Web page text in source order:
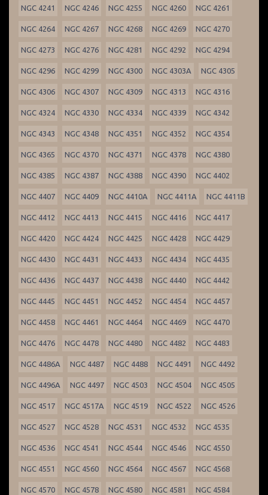
NGC 4241 NGC 4246 NGC 4255 NGC 4260 NGC 4261
NGC 4264 NGC 4267 NGC 4268 NGC 4269 NGC 4270
NGC 4273 NGC 4276 NGC 4281 NGC 4292 NGC 4294
NGC 4296 NGC 4299 NGC 4300 NGC 4303A NGC 4305
NGC 4306 NGC 4307 NGC 4309 NGC 4313 NGC 4316
NGC 4324 NGC 4330 NGC 4334 NGC 4339 NGC 4342
NGC 4343 NGC 4348 NGC 4351 NGC 4352 NGC 4354
NGC 4365 NGC 4370 NGC 4371 NGC 4378 NGC 4380
NGC 4385 NGC 4387 NGC 4388 NGC 4390 NGC 4402
NGC 4407 NGC 4409 NGC 4410A NGC 4411A NGC 4411B
NGC 4412 NGC 4413 NGC 4415 NGC 4416 NGC 4417
NGC 4420 NGC 4424 NGC 4425 NGC 4428 NGC 4429
NGC 4430 NGC 4431 NGC 4433 NGC 4434 NGC 4435
NGC 4436 NGC 4437 NGC 4438 NGC 4440 NGC 4442
NGC 4445 NGC 4451 NGC 4452 NGC 4454 NGC 4457
NGC 4458 NGC 4461 NGC 4464 NGC 4469 NGC 4470
NGC 4476 NGC 4478 NGC 4480 NGC 4482 NGC 4483
NGC 4486A NGC 4487 NGC 4488 NGC 4491 NGC 4492
NGC 4496A NGC 4497 NGC 4503 NGC 4504 NGC 4505
NGC 4517 NGC 4517A NGC 4519 NGC 4522 NGC 4526
NGC 4527 NGC 4528 NGC 4531 NGC 4532 NGC 4535
NGC 4536 NGC 4541 NGC 4544 NGC 4546 NGC 4550
NGC 4551 NGC 4560 NGC 4564 NGC 4567 NGC 4568
NGC 4570 NGC 4578 NGC 4580 NGC 4581 NGC 4584